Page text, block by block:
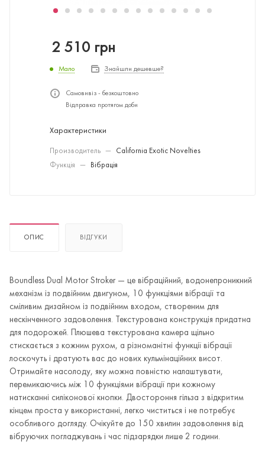
2 510 грн
Мало Знайшли дешевше?
Самовивіз - безкоштовно
Відправка протягом доби
Характеристики
Производитель —
California Exotic Novelties
Функція
— Вібрація
ОПИС ВІДГУКИ
Boundless Dual Motor Stroker — це вібраційний, водонепроникний
механізм із подвійним двигуном, 10 функціями вібрації та
сміливим дизайном із подвійним входом, створеним для
нескінченного задоволення. Текстурована конструкція придатна
для подорожей. Плюшева текстурована камера щільно
стискається з кожним рухом, а різноманітні функції вібрації
лоскочуть і дратують вас до нових кульмінаційних висот.
Отримайте насолоду, яку можна повністю налаштувати,
перемикаючись між 10 функціями вібрації при кожному
натисканні силіконової кнопки. Двостороння гільза з відкритим
кінцем проста у використанні, легко чиститься і не потребує
особливого догляду. Очікуйте до 150 хвилин задоволення від
вібруючих погладжувань і час підзарядки лише 2 години.